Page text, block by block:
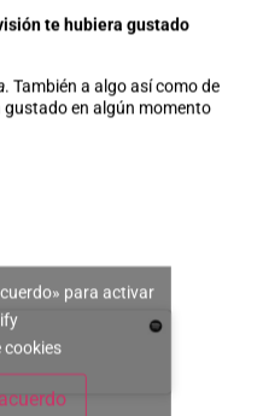
te hubiera gustado
. También a algo así como de
en algún momento
para activar
cookies